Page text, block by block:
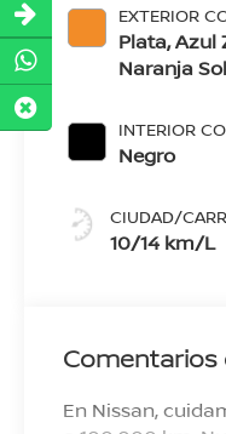
EXTERIOR
Plata, Azul
Naranja
Lunar
INTERIOR
Negro
CIUDAD/
10/14 km/L
Comentarios
En Nissan,